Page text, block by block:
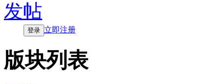
发帖
登录 立即注册
版块列表